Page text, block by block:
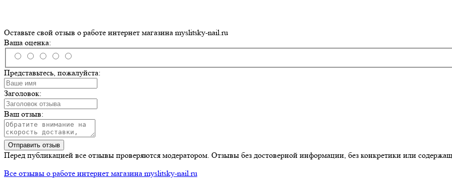
Оставьте свой отзыв о работе интернет магазина myslitsky-nail.ru
Ваша оценка:
Представьтесь, пожалуйста:
Заголовок:
Ваш отзыв:
Отправить отзыв
Перед публикацией все отзывы проверяются модератором. Отзывы без достоверной информации, без конкретики или
Все отзывы о работе интернет магазина myslitsky-nail.ru